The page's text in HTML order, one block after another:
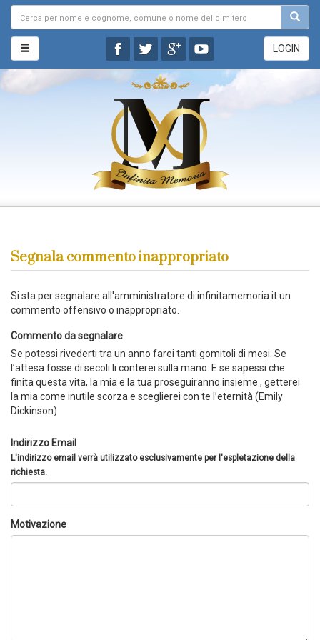
LOGIN
Segnala commento inappropriato
Si sta per segnalare all'amministratore di infinitamemoria.it un
commento offensivo o inappropriato.
Commento da segnalare
Se potessi rivederti tra un anno farei tanti gomitoli di mesi. Se
l’attesa fosse di secoli li conterei sulla mano. E se sapessi che
finita questa vita, la mia e la tua proseguiranno insieme , getterei
la mia come inutile scorza e sceglierei con te l’eternità (Emily
Dickinson)
Indirizzo Email
L'indirizzo email verrà utilizzato esclusivamente per l'espletazione della
richiesta.
Motivazione